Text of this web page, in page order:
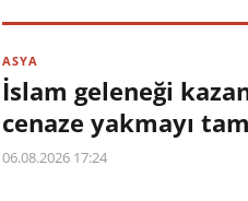
ASYA
İslam geleneği
cenaze yakmayı
06.08.2026 17:24